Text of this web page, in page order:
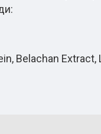
Belachan